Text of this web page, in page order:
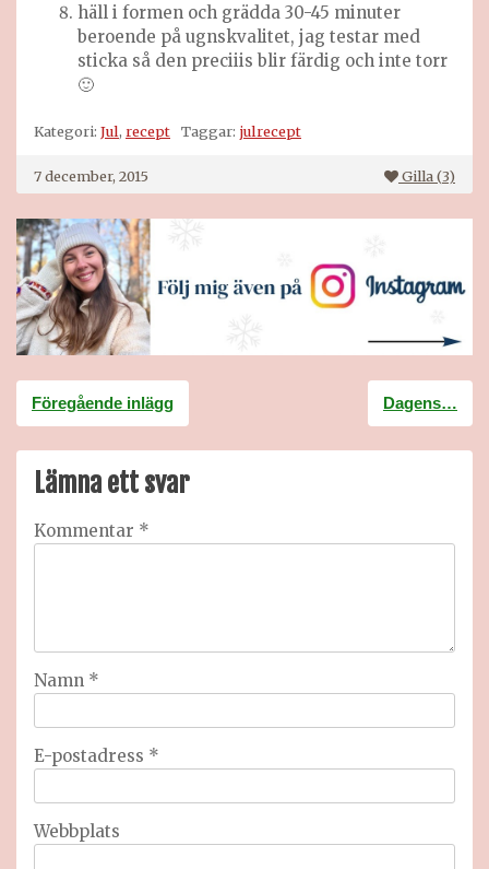
häll i formen och grädda 30-45 minuter
beroende på ugnskvalitet, jag testar med
sticka så den preciiis blir färdig och inte torr
🙂
Kategori: Jul, recept Taggar: julrecept
7 december, 2015 Gilla (3)
Inläggsnavigering
Föregående inlägg Dagens…
Lämna ett svar
Kommentar *
Namn *
E-postadress *
Webbplats